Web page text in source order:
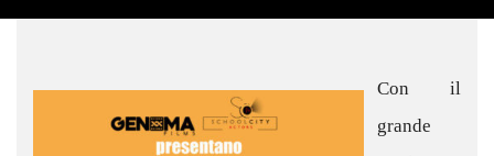
Con il
Regista e
Attore